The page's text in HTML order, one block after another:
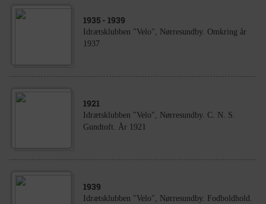
1935 - 1939
Idrætsklubben "Velo", Nørresundby. Omkring år
1937
1921
Idrætsklubben "Velo", Nørresundby. C. N. S.
Gundtoft. År 1921
1939
Idrætsklubben "Velo", Nørresundby. Fodboldhold.